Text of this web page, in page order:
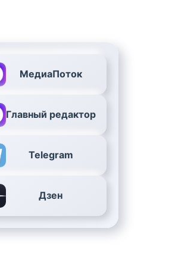
МедиаПоток
Главный редактор
Telegram
Дзен